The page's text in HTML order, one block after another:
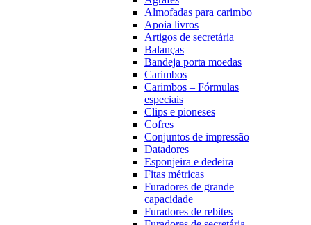
Almofadas para carimbo
Apoia livros
Artigos de secretária
Balanças
Bandeja porta moedas
Carimbos
Carimbos – Fórmulas
especiais
Clips e pioneses
Cofres
Conjuntos de impressão
Datadores
Esponjeira e dedeira
Fitas métricas
Furadores de grande
capacidade
Furadores de rebites